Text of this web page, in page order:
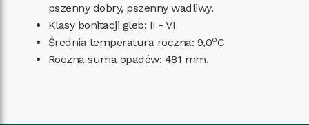
pszenny dobry, pszenny wadliwy.
Klasy bonitacji gleb: II - VI
Średnia temperatura roczna: 9,0oC
Roczna suma opadów: 481 mm.